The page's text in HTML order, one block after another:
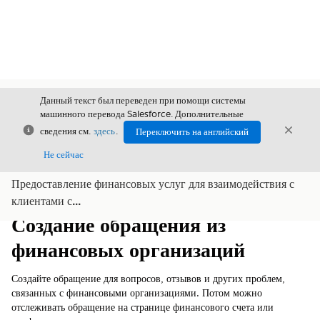
Закрыть
Данный текст был переведен при помощи системы
машинного перевода Salesforce. Дополнительные
сведения см. здесь.
Переключить на английский
Не сейчас
Предоставление финансовых услуг для взаимодействия с
клиентами с...Показать содержание
Создание обращения из
финансовых организаций
Создайте обращение для вопросов, отзывов и других проблем,
связанных с финансовыми организациями. Потом можно
отслеживать обращение на странице финансового счета или